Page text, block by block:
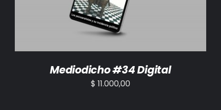
Mediodicho #34 Digital
$ 11.000,00